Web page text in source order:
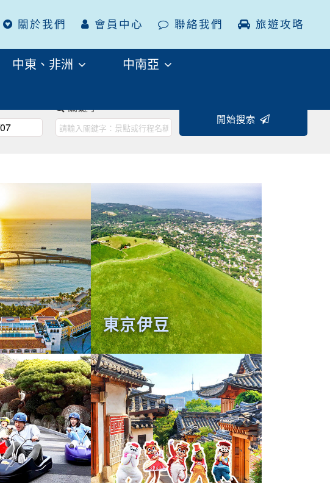
關於我們 會員中心 聯絡我們 旅遊攻略
中東、非洲
中南亞
關鍵字
開始搜索
東京伊豆